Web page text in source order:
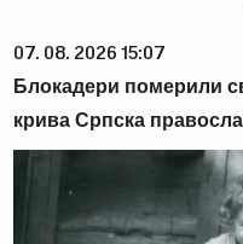
07. 08. 2026 15:07
Блокадери померили
крива Српска